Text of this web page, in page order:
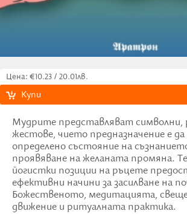
Цена: €10.23 / 20.01лв.
Купи
Мудрите представляват символни,
жестове, чието предназначение е
определено състояние на
проявяване на желаната промяна.
йогистки позиции на ръцете
ефективни начини за засилване на
Божественото, медитацията,
движение и ритуалната практика.